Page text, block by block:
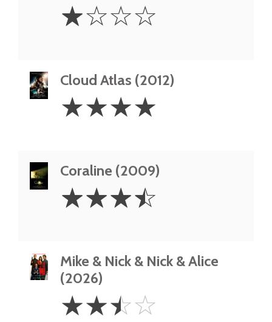
Star
☆☆☆☆
Cloud Atlas (2012)
Stars
☆☆☆☆
Coraline (2009)
3.5
Stars
☆☆☆☆
Mike & Nick & Nick & Alice
(2026)
2.5
Stars
☆☆☆☆